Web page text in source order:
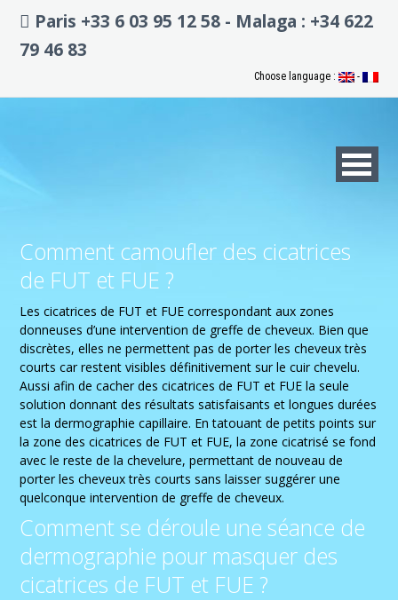
Paris +33 6 03 95 12 58 - Malaga : +34 622
79 46 83
Choose language : -
Comment camoufler des cicatrices
de FUT et FUE ?
Les cicatrices de FUT et FUE correspondant aux zones
donneuses d’une intervention de greffe de cheveux. Bien que
discrètes, elles ne permettent pas de porter les cheveux très
courts car restent visibles définitivement sur le cuir chevelu.
Aussi afin de cacher des cicatrices de FUT et FUE la seule
solution donnant des résultats satisfaisants et longues durées
est la dermographie capillaire. En tatouant de petits points sur
la zone des cicatrices de FUT et FUE, la zone cicatrisé se fond
avec le reste de la chevelure, permettant de nouveau de
porter les cheveux très courts sans laisser suggérer une
quelconque intervention de greffe de cheveux.
Comment se déroule une séance de
dermographie pour masquer des
cicatrices de FUT et FUE ?